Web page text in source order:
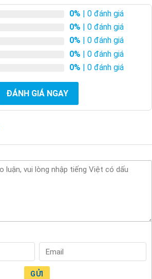
0% | 0 đánh giá
0% | 0 đánh giá
0% | 0 đánh giá
0% | 0 đánh giá
0% | 0 đánh giá
ĐÁNH GIÁ NGAY
GỬI